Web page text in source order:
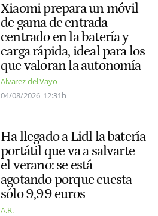
Xiaomi prepara un móvil
de gama de entrada
centrado en la batería y
carga rápida, ideal para los
que valoran la autonomía
Alvarez del Vayo
04/08/2026 12:31h
Ha llegado a Lidl la batería
portátil que va a salvarte
el verano: se está
agotando porque cuesta
sólo 9,99 euros
A.R.